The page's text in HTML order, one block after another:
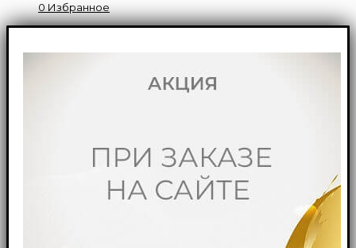
0 Избранное